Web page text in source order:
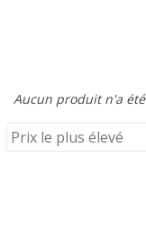
Aucun produit n'a